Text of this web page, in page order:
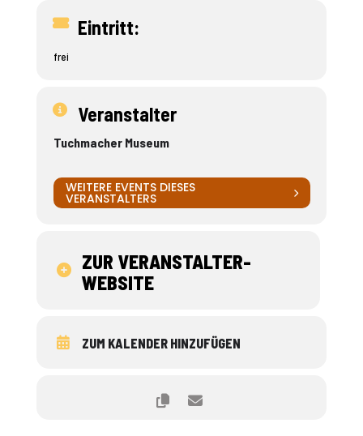
Eintritt:
frei
Veranstalter
Tuchmacher Museum
WEITERE EVENTS DIESES
VERANSTALTERS
ZUR VERANSTALTER-
WEBSITE
ZUM KALENDER HINZUFÜGEN